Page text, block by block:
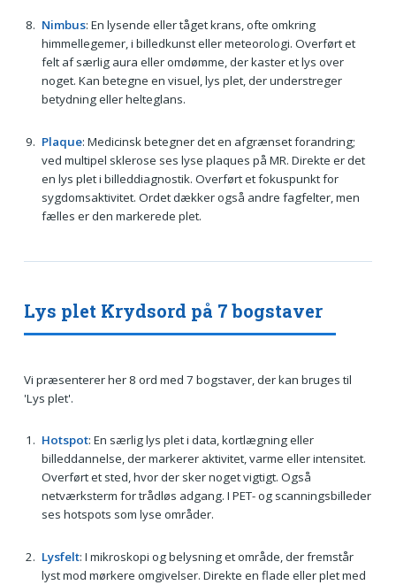
Nimbus: En lysende eller tåget krans, ofte omkring
himmellegemer, i billedkunst eller meteorologi. Overført et
felt af særlig aura eller omdømme, der kaster et lys over
noget. Kan betegne en visuel, lys plet, der understreger
betydning eller helteglans.
Plaque: Medicinsk betegner det en afgrænset forandring;
ved multipel sklerose ses lyse plaques på MR. Direkte er det
en lys plet i billeddiagnostik. Overført et fokuspunkt for
sygdomsaktivitet. Ordet dækker også andre fagfelter, men
fælles er den markerede plet.
Lys plet Krydsord på 7 bogstaver
Vi præsenterer her 8 ord med 7 bogstaver, der kan bruges til
'Lys plet'.
Hotspot: En særlig lys plet i data, kortlægning eller
billeddannelse, der markerer aktivitet, varme eller intensitet.
Overført et sted, hvor der sker noget vigtigt. Også
netværksterm for trådløs adgang. I PET- og scanningsbilleder
ses hotspots som lyse områder.
Lysfelt: I mikroskopi og belysning et område, der fremstår
lyst mod mørkere omgivelser. Direkte en flade eller plet med